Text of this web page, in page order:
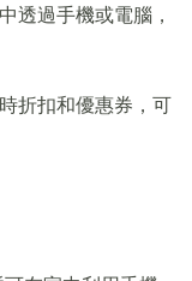
透過手機或電腦，
折扣和優惠券，可